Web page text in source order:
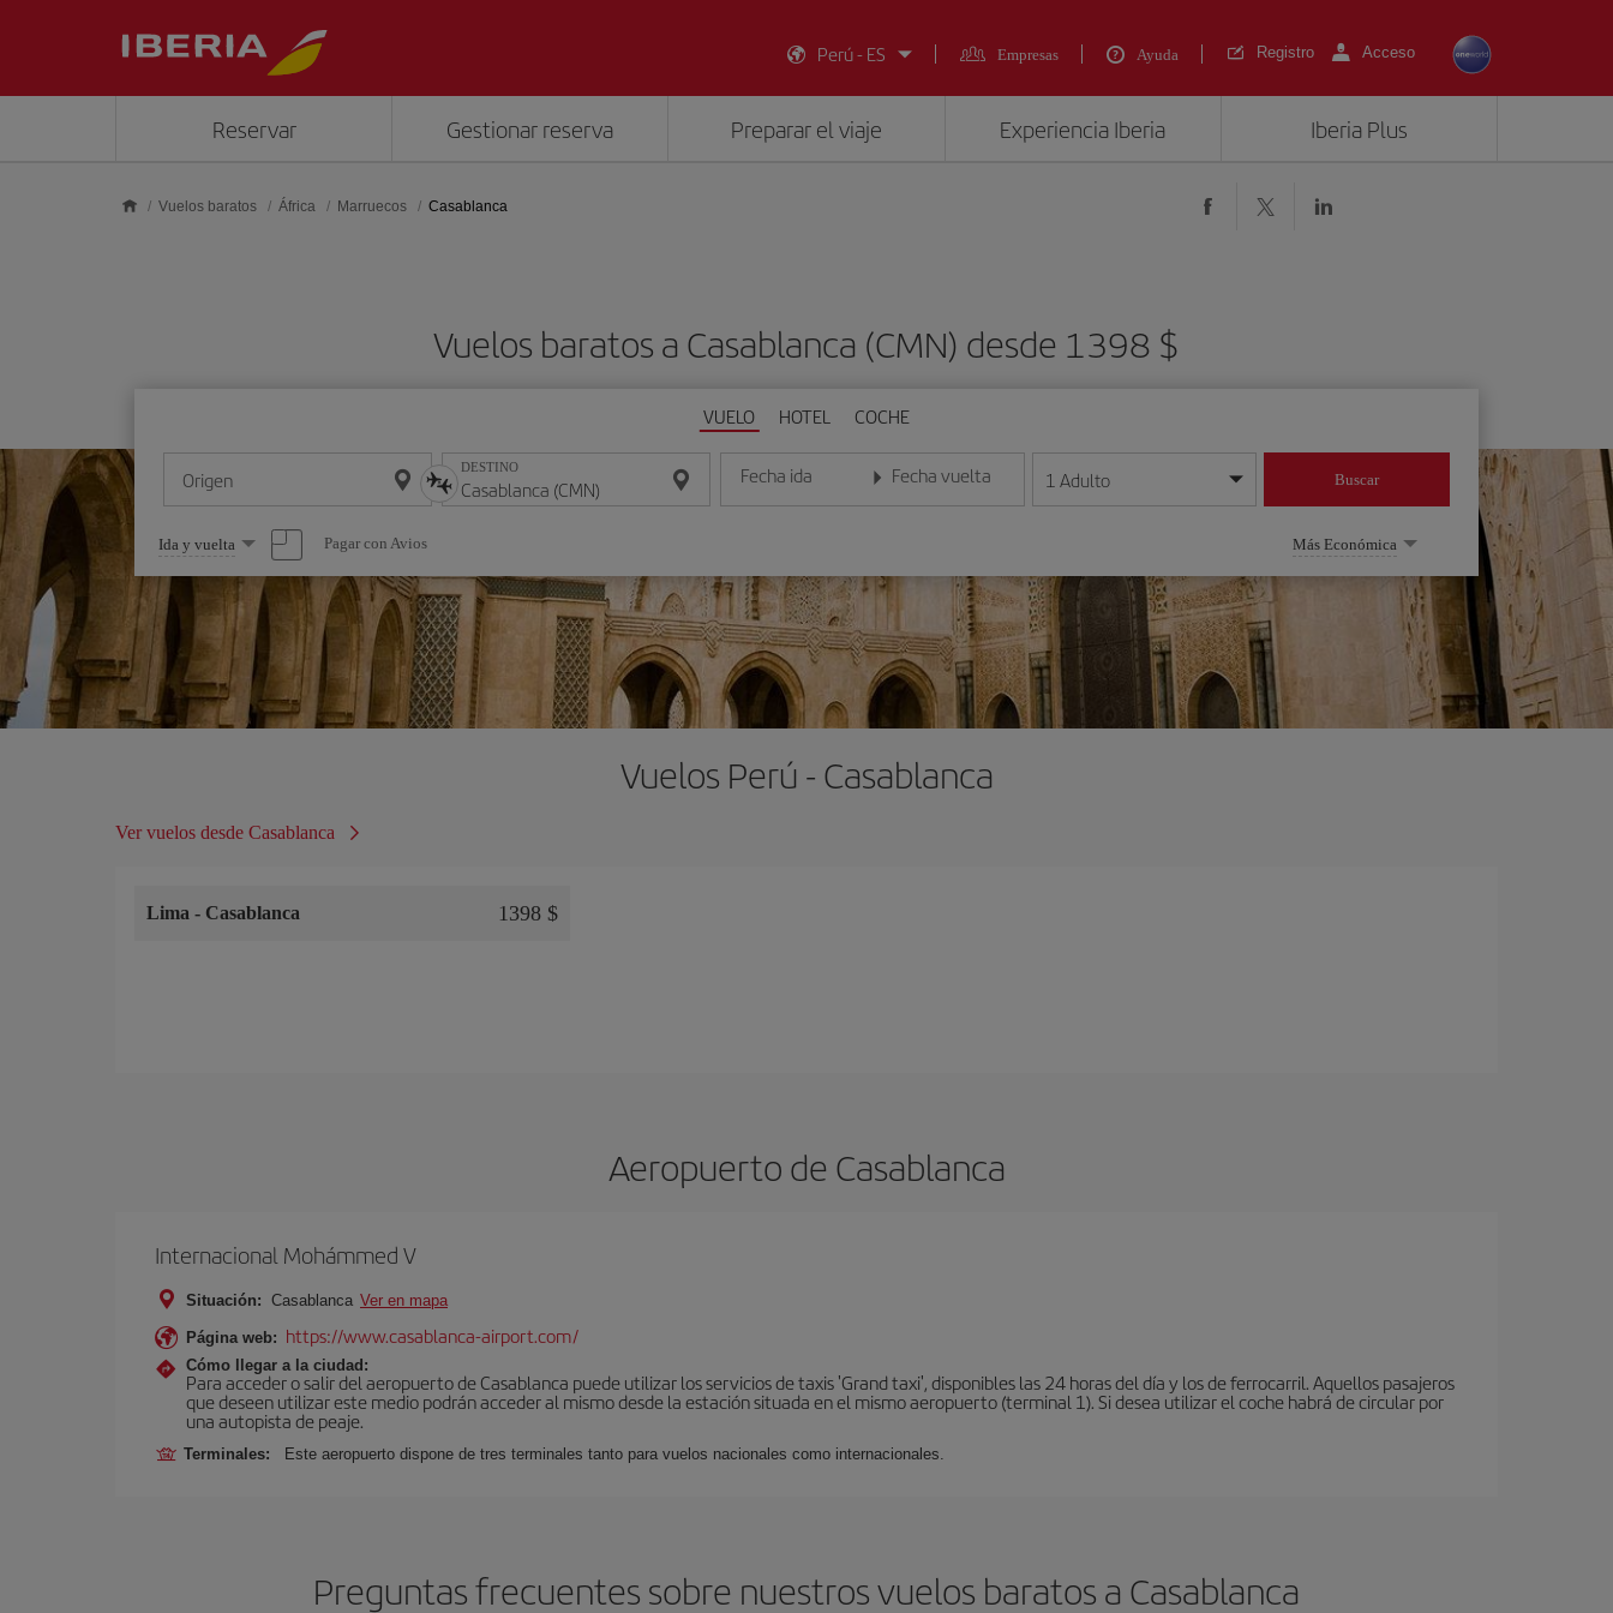
Perú - ES
Empresas Ayuda Registro Acceso
Reservar Gestionar reserva Preparar el viaje Experiencia Iberia Iberia Plus
Vuelos baratos África Marruecos Casablanca
Vuelos baratos a Casablanca (CMN) desde 1398 $
VUELO HOTEL COCHE
Origen DESTINO Fecha ida
Introduce la fecha en formato día/mes/año
Fecha vuelta
Introduce la fecha en formato día/mes/año
1 Adulto Buscar
Seleccione
una
opción
Ida y vuelta Pagar con Avios Más Económica
Vuelos Perú - Casablanca
Ver vuelos desde Casablanca
Lima - Casablanca 1398 $
Aeropuerto de Casablanca
Internacional Mohámmed V
Situación: Casablanca Ver en mapa
Página web: https://www.casablanca-airport.com/
Cómo llegar a la ciudad:
Para acceder o salir del aeropuerto de Casablanca puede utilizar los servicios de taxis 'Grand taxi', disponibles las 24 horas del día y los de ferrocarril. Aquellos pasajeros
que deseen utilizar este medio podrán acceder al mismo desde la estación situada en el mismo aeropuerto (terminal 1). Si desea utilizar el coche habrá de circular por
una autopista de peaje.
Terminales: Este aeropuerto dispone de tres terminales tanto para vuelos nacionales como internacionales.
Preguntas frecuentes sobre nuestros vuelos baratos a Casablanca